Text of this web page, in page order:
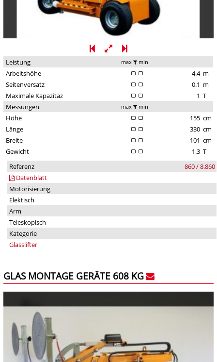
Leistung max min
Arbeitshöhe 4.4 m
Seitenversatz
0.1 m
Maximale Kapazitäz
1 T
Messungen
max min
Höhe 155 cm
Länge
330 cm
Breite
101 cm
Gewicht
1.3 T
Referenz
860 / 8.860
Datenblatt
Motorisierung
Elektisch
Arm
Teleskopisch
Kategorie
Glasslifter
GLAS MONTAGE GERÄTE 608 KG